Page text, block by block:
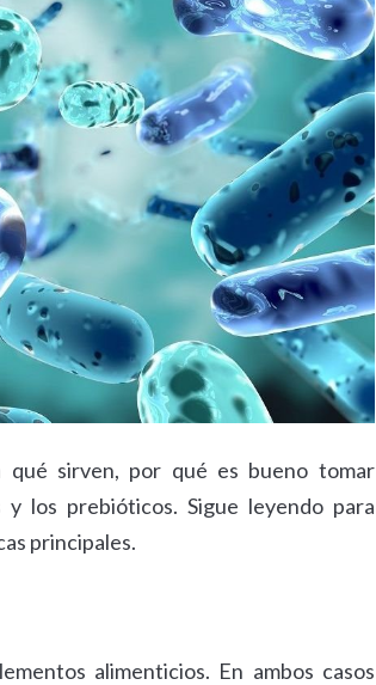
qué sirven, por qué es bueno tomar
los prebióticos. Sigue leyendo para
principales.
alimenticios. En ambos casos